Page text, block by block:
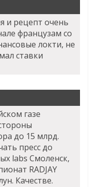
и рецепт очень
французам со
локти, не
ставки
газе
до 15 млрд.
пресс до
labs Смоленск,
RADJAY
Качестве.